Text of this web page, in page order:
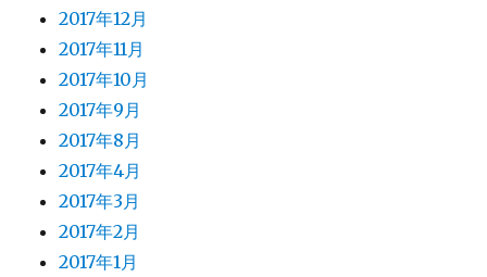
2017年12月
2017年11月
2017年10月
2017年9月
2017年8月
2017年4月
2017年3月
2017年2月
2017年1月